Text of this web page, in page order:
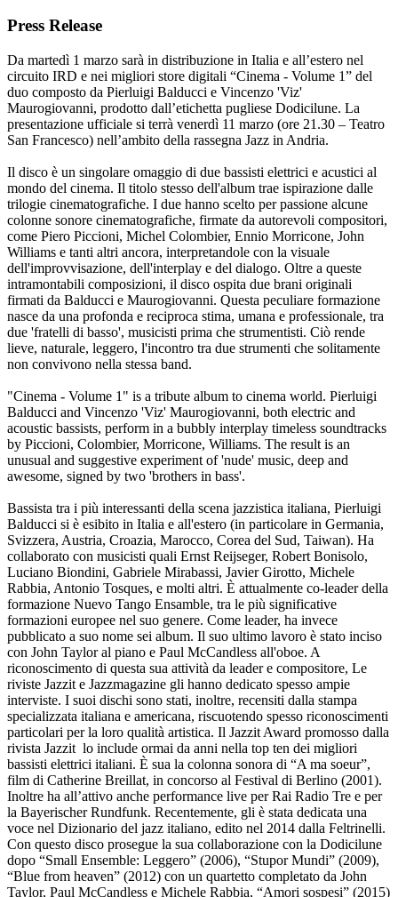
Press Release
Da martedì 1 marzo sarà in distribuzione in Italia e all’estero nel
circuito IRD e nei migliori store digitali “Cinema - Volume 1” del
duo composto da Pierluigi Balducci e Vincenzo 'Viz'
Maurogiovanni, prodotto dall’etichetta pugliese Dodicilune. La
presentazione ufficiale si terrà venerdì 11 marzo (ore 21.30 – Teatro
San Francesco) nell’ambito della rassegna Jazz in Andria.
Il disco è un singolare omaggio di due bassisti elettrici e acustici al
mondo del cinema. Il titolo stesso dell'album trae ispirazione dalle
trilogie cinematografiche. I due hanno scelto per passione alcune
colonne sonore cinematografiche, firmate da autorevoli compositori,
come Piero Piccioni, Michel Colombier, Ennio Morricone, John
Williams e tanti altri ancora, interpretandole con la visuale
dell'improvvisazione, dell'interplay e del dialogo. Oltre a queste
intramontabili composizioni, il disco ospita due brani originali
firmati da Balducci e Maurogiovanni. Questa peculiare formazione
nasce da una profonda e reciproca stima, umana e professionale, tra
due 'fratelli di basso', musicisti prima che strumentisti. Ciò rende
lieve, naturale, leggero, l'incontro tra due strumenti che solitamente
non convivono nella stessa band.
"Cinema - Volume 1" is a tribute album to cinema world. Pierluigi
Balducci and Vincenzo 'Viz' Maurogiovanni, both electric and
acoustic bassists, perform in a bubbly interplay timeless soundtracks
by Piccioni, Colombier, Morricone, Williams. The result is an
unusual and suggestive experiment of 'nude' music, deep and
awesome, signed by two 'brothers in bass'.
Bassista tra i più interessanti della scena jazzistica italiana, Pierluigi
Balducci si è esibito in Italia e all'estero (in particolare in Germania,
Svizzera, Austria, Croazia, Marocco, Corea del Sud, Taiwan). Ha
collaborato con musicisti quali Ernst Reijseger, Robert Bonisolo,
Luciano Biondini, Gabriele Mirabassi, Javier Girotto, Michele
Rabbia, Antonio Tosques, e molti altri. È attualmente co-leader della
formazione Nuevo Tango Ensamble, tra le più significative
formazioni europee nel suo genere. Come leader, ha invece
pubblicato a suo nome sei album. Il suo ultimo lavoro è stato inciso
con John Taylor al piano e Paul McCandless all'oboe. A
riconoscimento di questa sua attività da leader e compositore, Le
riviste Jazzit e Jazzmagazine gli hanno dedicato spesso ampie
interviste. I suoi dischi sono stati, inoltre, recensiti dalla stampa
specializzata italiana e americana, riscuotendo spesso riconoscimenti
particolari per la loro qualità artistica. Il Jazzit Award promosso dalla
rivista Jazzit lo include ormai da anni nella top ten dei migliori
bassisti elettrici italiani. È sua la colonna sonora di “A ma soeur”,
film di Catherine Breillat, in concorso al Festival di Berlino (2001).
Inoltre ha all’attivo anche performance live per Rai Radio Tre e per
la Bayerischer Rundfunk. Recentemente, gli è stata dedicata una
voce nel Dizionario del jazz italiano, edito nel 2014 dalla Feltrinelli.
Con questo disco prosegue la sua collaborazione con la Dodicilune
dopo “Small Ensemble: Leggero” (2006), “Stupor Mundi” (2009),
“Blue from heaven” (2012) con un quartetto completato da John
Taylor, Paul McCandless e Michele Rabbia, “Amori sospesi” (2015)